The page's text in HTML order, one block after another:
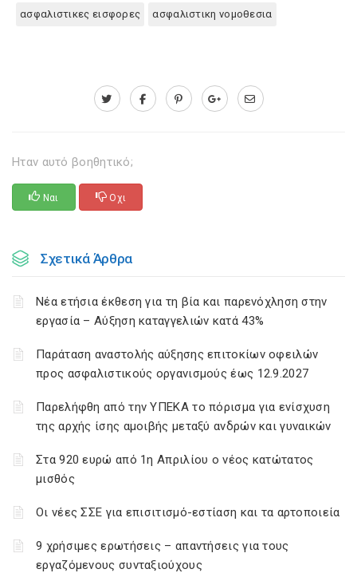
ασφαλιστικες εισφορες ασφαλιστικη νομοθεσια
Ηταν αυτό βοηθητικό;
Ναι Οχι
Σχετικά Άρθρα
Νέα ετήσια έκθεση για τη βία και παρενόχληση στην
εργασία – Αύξηση καταγγελιών κατά 43%
Παράταση αναστολής αύξησης επιτοκίων οφειλών
προς ασφαλιστικούς οργανισμούς έως 12.9.2027
Παρελήφθη από την ΥΠΕΚΑ το πόρισμα για ενίσχυση
της αρχής ίσης αμοιβής μεταξύ ανδρών και γυναικών
Στα 920 ευρώ από 1η Απριλίου ο νέος κατώτατος
μισθός
Οι νέες ΣΣΕ για επισιτισμό-εστίαση και τα αρτοποιεία
9 χρήσιμες ερωτήσεις – απαντήσεις για τους
εργαζόμενους συνταξιούχους